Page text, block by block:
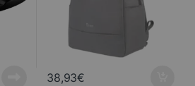
38,93€